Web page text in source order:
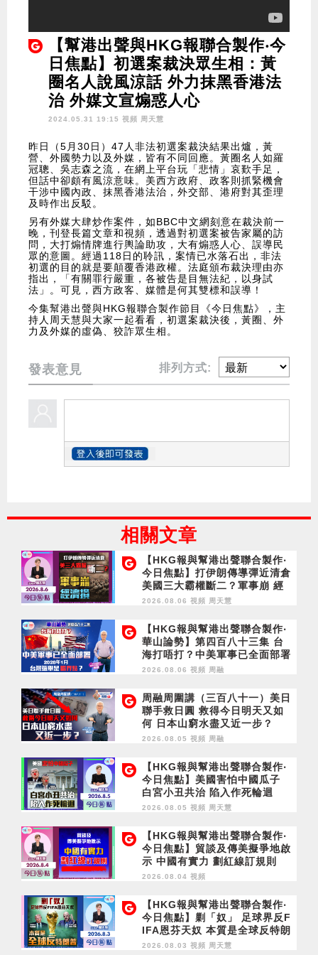
【幫港出聲與HKG報聯合製作‧今
日焦點】初選案裁決眾生相：黃
圈名人說風涼話 外力抹黑香港法
治 外媒文宣煽惑人心
2024.05.31 19:15 視頻 周天慧
昨日（5月30日）47人非法初選案裁決結果出爐，黃
營、外國勢力以及外媒，皆有不同回應。黃圈名人如羅
冠聰、吳志森之流，在網上平台玩「悲情」哀歎手足，
但話中卻頗有風涼意味。美西方政府、政客則抓緊機會
干涉中國內政、抹黑香港法治，外交部、港府對其歪理
及時作出反駁。
另有外媒大肆炒作案件，如BBC中文網刻意在裁決前一
晚，刊登長篇文章和視頻，透過對初選案被告家屬的訪
問，大打煽情牌進行輿論助攻，大有煽惑人心、誤導民
眾的意圖。經過118日的聆訊，案情已水落石出，非法
初選的目的就是要顛覆香港政權。法庭頒布裁決理由亦
指出，「有關罪行嚴重，各被告是目無法紀，以身試
法」。可見，西方政客、媒體是何其雙標和誤導！
今集幫港出聲與HKG報聯合製作節目《今日焦點》，主
持人周天慧與大家一起看看，初選案裁決後，黃圈、外
力及外媒的虛偽、狡詐眾生相。
發表意見 排列方式:
相關文章
【HKG報與幫港出聲聯合製作‧
今日焦點】打伊朗傳導彈近清倉
美國三大霸權斷二？軍事崩 經
濟損
2026.08.06 視頻 周天慧
【HKG報與幫港出聲聯合製作‧
華山論勢】第四百八十三集 台
海打唔打？中美軍事已全面部署
2028年1月台灣選舉是臨界點？
2026.08.06 視頻 周融
周融周圍講（三百八十一）美日
聯手救日圓 救得今日明天又如
何 日本山窮水盡又近一步？
2026.08.05 視頻 周融
【HKG報與幫港出聲聯合製作‧
今日焦點】美國害怕中國瓜子
白宮小丑共治 陷入作死輪迴
2026.08.05 視頻 周天慧
【HKG報與幫港出聲聯合製作‧
今日焦點】貿談及傳美擬爭地啟
示 中國有實力 劃紅線訂規則
2026.08.04 視頻
【HKG報與幫港出聲聯合製作‧
今日焦點】剿「奴」 足球界反F
IFA恩芬天奴 本質是全球反特朗
普
2026.08.03 視頻 周天慧